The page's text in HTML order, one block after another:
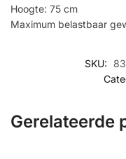
Hoogte: 75 cm
Maximum belastbaar
SKU:
Gerelateerde